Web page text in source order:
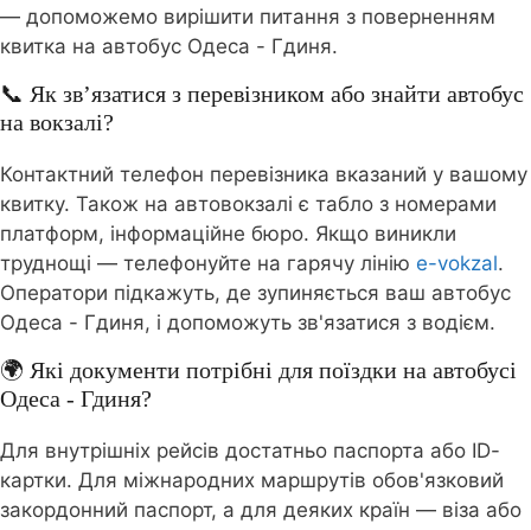
— допоможемо вирішити питання з поверненням
квитка на автобус Одеса - Гдиня.
📞 Як зв’язатися з перевізником або знайти автобус
на вокзалі?
Контактний телефон перевізника вказаний у вашому
квитку. Також на автовокзалі є табло з номерами
платформ, інформаційне бюро. Якщо виникли
труднощі — телефонуйте на гарячу лінію e-vokzal.
Оператори підкажуть, де зупиняється ваш автобус
Одеса - Гдиня, і допоможуть зв'язатися з водієм.
🌍 Які документи потрібні для поїздки на автобусі
Одеса - Гдиня?
Для внутрішніх рейсів достатньо паспорта або ID-
картки. Для міжнародних маршрутів обов'язковий
закордонний паспорт, а для деяких країн — віза або